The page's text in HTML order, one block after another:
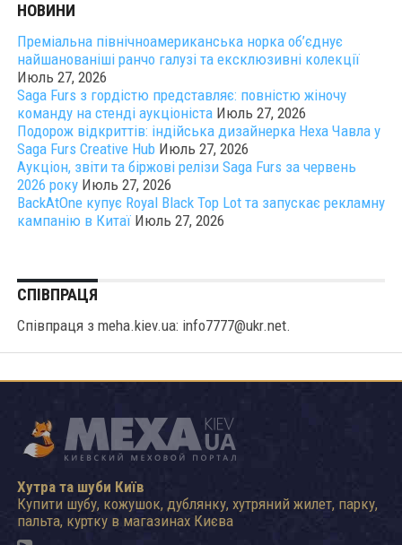
НОВИНИ
Преміальна північноамериканська норка об’єднує
найшанованіші ранчо галузі та ексклюзивні колекції
Июль 27, 2026
Saga Furs з гордістю представляє: повністю жіночу
команду на стенді аукціоніста Июль 27, 2026
Подорож відкриттів: індійська дизайнерка Неха Чавла у
Saga Furs Creative Hub Июль 27, 2026
Аукціон, звіти та біржові релізи Saga Furs за червень
2026 року Июль 27, 2026
BackAtOne купує Royal Black Top Lot та запускає рекламну
кампанію в Китаї Июль 27, 2026
СПІВПРАЦЯ
Співпраця з meha.kiev.ua: info7777@ukr.net.
Хутра та шуби Київ
Купити шубу, кожушок, дублянку, хутряний жилет, парку,
пальта, куртку в магазинах Києва